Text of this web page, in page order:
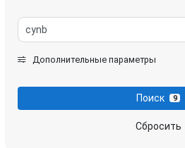
Дополнительные параметры
Поиск 9
Сбросить